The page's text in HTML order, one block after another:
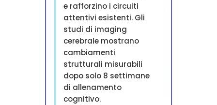
e rafforzino i circuiti
attentivi esistenti. Gli
studi di imaging
cerebrale mostrano
cambiamenti
strutturali misurabili
dopo solo 8 settimane
di allenamento
cognitivo.